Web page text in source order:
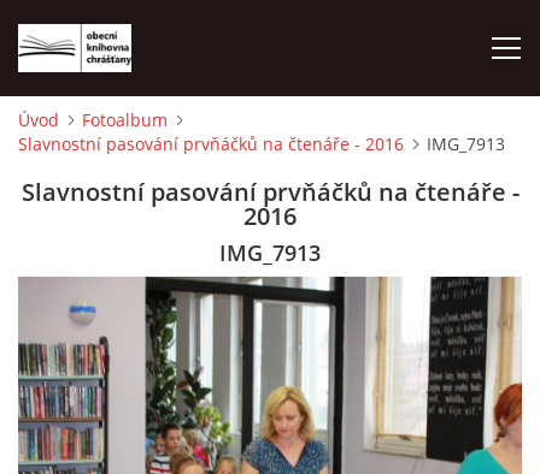
ÚVOD
KONTAKTY
ON-LINE KATALOG
Úvod
Fotoalbum
Slavnostní pasování prvňáčků na čtenáře - 2016
IMG_7913
Slavnostní pasování prvňáčků na čtenáře -
2016
IMG_7913